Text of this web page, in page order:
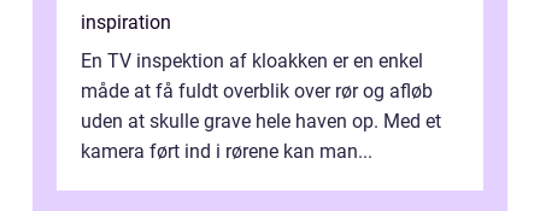
inspiration
En TV inspektion af kloakken er en enkel
måde at få fuldt overblik over rør og afløb
uden at skulle grave hele haven op. Med et
kamera ført ind i rørene kan man...